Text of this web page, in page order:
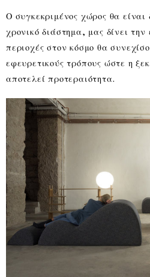
Ο συγκεκριμένος χώρος θα είναι
χρονικό διάστημα, μας δίνει την
περιοχές στον κόσμο θα
εφευρετικούς τρόπους ώστε η
αποτελεί προτεραιότητα.